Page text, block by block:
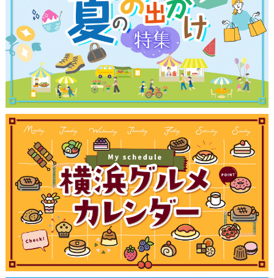
観光ガイド
ランキング
ブログ記事
サイトについて